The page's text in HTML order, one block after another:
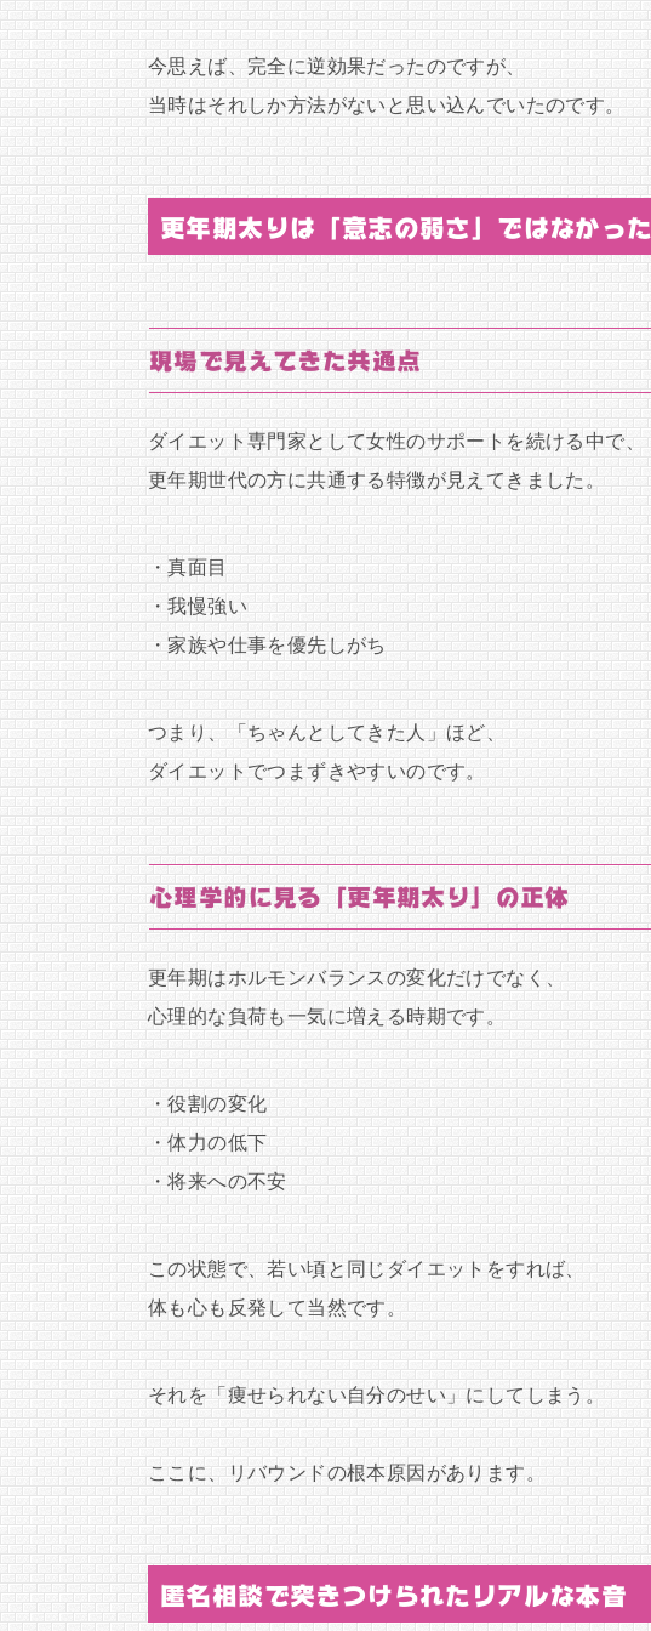
今思えば、完全に逆効果だったのですが、
当時はそれしか方法がないと思い込んでいたのです。
更年期太りは「意志の弱さ」ではなかった
現場で見えてきた共通点
ダイエット専門家として女性のサポートを続ける中で、
更年期世代の方に共通する特徴が見えてきました。
・真面目
・我慢強い
・家族や仕事を優先しがち
つまり、「ちゃんとしてきた人」ほど、
ダイエットでつまずきやすいのです。
心理学的に見る「更年期太り」の正体
更年期はホルモンバランスの変化だけでなく、
心理的な負荷も一気に増える時期です。
・役割の変化
・体力の低下
・将来への不安
この状態で、若い頃と同じダイエットをすれば、
体も心も反発して当然です。
それを「痩せられない自分のせい」にしてしまう。
ここに、リバウンドの根本原因があります。
匿名相談で突きつけられたリアルな本音